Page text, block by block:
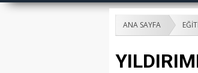
ANA SAYFA